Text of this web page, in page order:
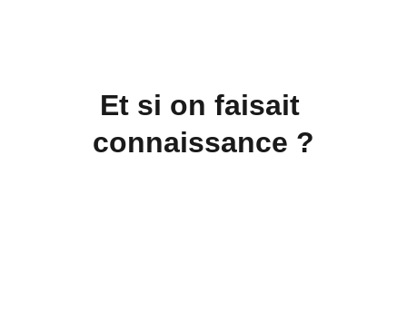
Et si on faisait
connaissance ?